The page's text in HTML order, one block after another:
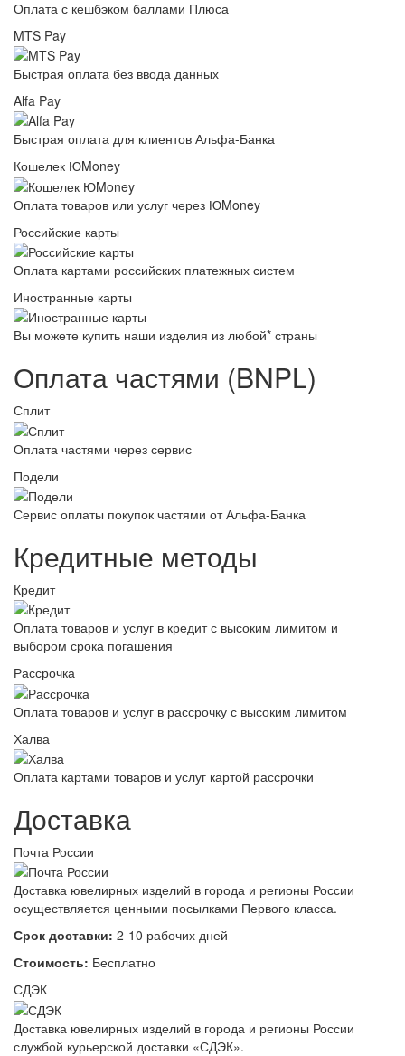
Оплата с кешбэком баллами Плюса
MTS Pay
Быстрая оплата без ввода данных
Alfa Pay
Быстрая оплата для клиентов Альфа-Банка
Кошелек ЮMoney
Оплата товаров или услуг через ЮMoney
Российские карты
Оплата картами российских платежных систем
Иностранные карты
Вы можете купить наши изделия из любой* страны
Оплата частями (BNPL)
Сплит
Оплата частями через сервис
Подели
Сервис оплаты покупок частями от Альфа-Банка
Кредитные методы
Кредит
Оплата товаров и услуг в кредит с высоким лимитом и
выбором срока погашения
Рассрочка
Оплата товаров и услуг в рассрочку с высоким лимитом
Халва
Оплата картами товаров и услуг картой рассрочки
Доставка
Почта России
Доставка ювелирных изделий в города и регионы России
осуществляется ценными посылками Первого класса.
Срок доставки: 2-10 рабочих дней
Стоимость: Бесплатно
СДЭК
Доставка ювелирных изделий в города и регионы России
службой курьерской доставки «СДЭК».